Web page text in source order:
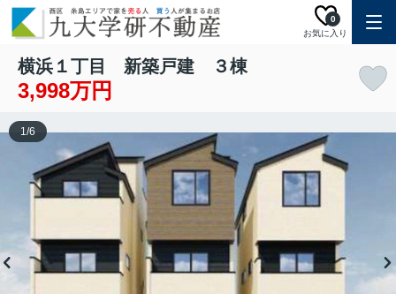
お気に入り
0
横浜１丁目 新築戸建 ３棟
3,998万円
1/6